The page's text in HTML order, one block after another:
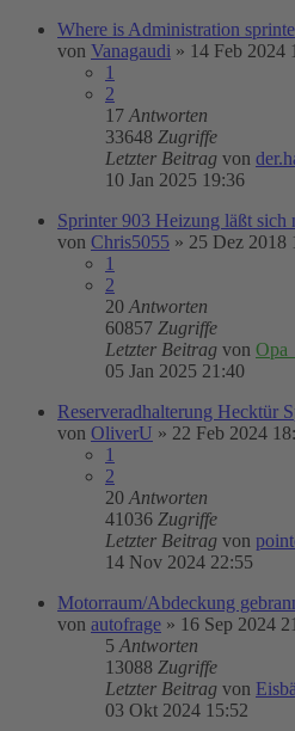
Where is Administration
von Vanagaudi » 14 Feb 2024
1
2
17 Antworten
33648 Zugriffe
Letzter Beitrag von
10 Jan 2025 19:36
Sprinter 903 Heizung läßt sich
von Chris5055 » 25 Dez 2018
1
2
20 Antworten
60857 Zugriffe
Letzter Beitrag von
05 Jan 2025 21:40
Reserveradhalterung Hecktür
von OliverU » 22 Feb 2024
1
2
20 Antworten
41036 Zugriffe
Letzter Beitrag von
14 Nov 2024 22:55
Motorraum/Abdeckung
von autofrage » 16 Sep 2024
5 Antworten
13088 Zugriffe
Letzter Beitrag von
03 Okt 2024 15:52